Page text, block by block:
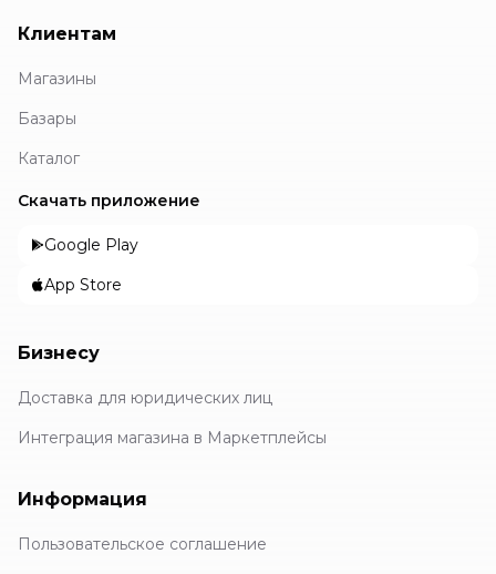
Клиентам
Магазины
Базары
Каталог
Скачать приложение
Google Play
App Store
Бизнесу
Доставка для юридических лиц
Интеграция магазина в Маркетплейсы
Информация
Пользовательское соглашение